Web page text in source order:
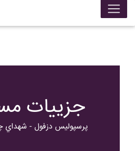
جزییات
پرسپوليس دزفول - شهداي چوار ۶۵